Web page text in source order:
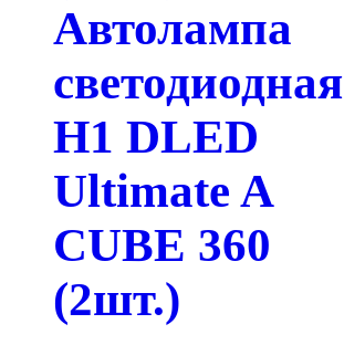
Автолампа
светодиодная
H1 DLED
Ultimate A
CUBE 360
(2шт.)